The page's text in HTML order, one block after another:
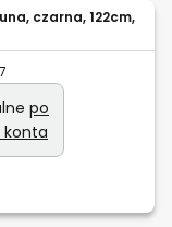
czarna, 122cm,
po
konta